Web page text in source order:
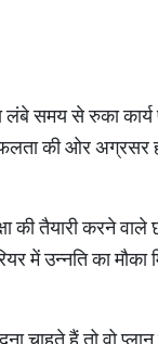
समय से रुका कार्य
की ओर अग्रसर
की तैयारी करने वाले
में उन्नति का